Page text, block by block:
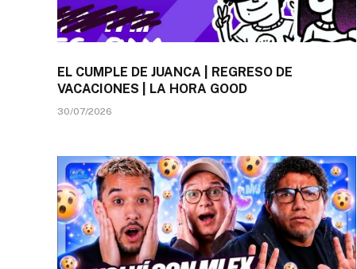
EL CUMPLE DE JUANCA | REGRESO DE
VACACIONES | LA HORA GOOD
30/07/2026